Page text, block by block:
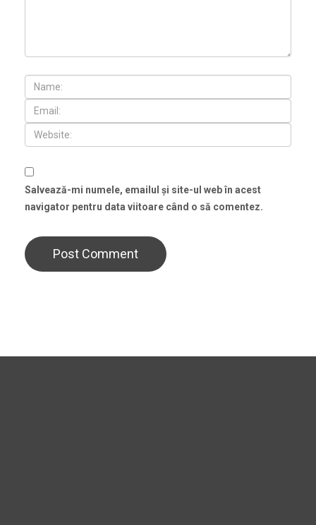
Salvează-mi numele, emailul și site-ul web în acest
navigator pentru data viitoare când o să comentez.